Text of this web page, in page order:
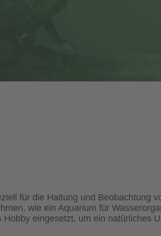
für die Haltung und Beobachtung
wie ein Aquarium für
eingesetzt, um ein natürliches